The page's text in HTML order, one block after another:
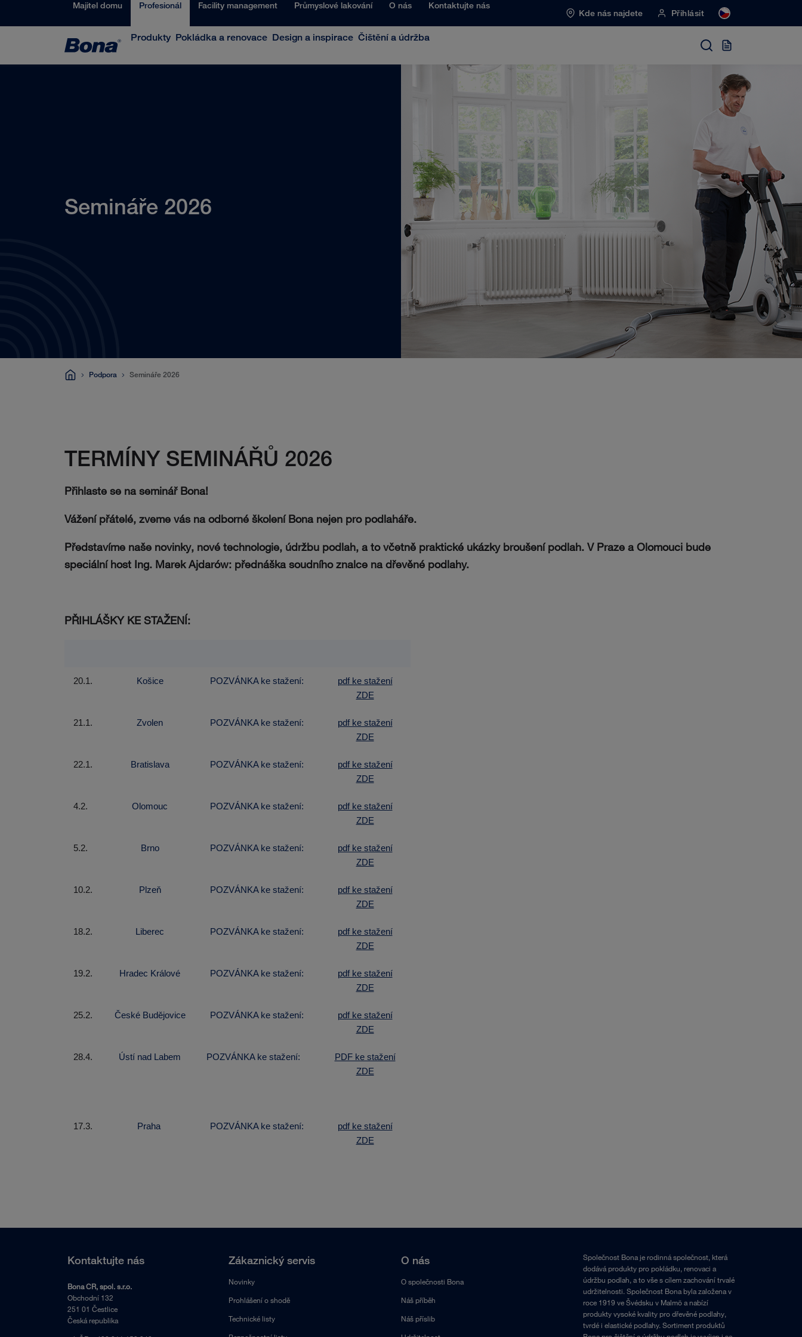
Majitel domu Profesionál Facility management Průmyslové lakování O nás Kontaktujte nás
Kde nás najdete Přihlásit
Produkty Pokládka a renovace Design a inspirace Čištění a údržba
Semináře 2026
Podpora Semináře 2026
TERMÍNY SEMINÁŘŮ 2026
Přihlaste se na seminář Bona!
Vážení přátelé, zveme vás na odborné školení Bona nejen pro podlaháře.
Představíme naše novinky, nové technologie, údržbu podlah, a to včetně praktické ukázky broušení podlah. V Praze a Olomouci bude
speciální host Ing. Marek Ajdarów: přednáška soudního znalce na dřevěné podlahy.
PŘIHLÁŠKY KE STAŽENÍ:
20.1. Košice POZVÁNKA ke stažení:
pdf ke stažení
ZDE
21.1. Zvolen POZVÁNKA ke stažení:
pdf ke stažení
ZDE
22.1. Bratislava POZVÁNKA ke stažení:
pdf ke stažení
ZDE
4.2. Olomouc POZVÁNKA ke stažení:
pdf ke stažení
ZDE
5.2. Brno POZVÁNKA ke stažení:
pdf ke stažení
ZDE
10.2. Plzeň POZVÁNKA ke stažení:
pdf ke stažení
ZDE
18.2. Liberec POZVÁNKA ke stažení:
pdf ke stažení
ZDE
19.2. Hradec Králové POZVÁNKA ke stažení:
pdf ke stažení
ZDE
25.2. České Budějovice POZVÁNKA ke stažení:
pdf ke stažení
ZDE
28.4. Ústí nad Labem POZVÁNKA ke stažení:
PDF ke stažení
ZDE
17.3. Praha POZVÁNKA ke stažení:
pdf ke stažení
ZDE
Kontaktujte nás
Bona CR, spol. s.r.o.
Obchodní 132
251 01 Čestlice
Česká republika
Zákaznický servis
Novinky
Prohlášení o shodě
Technické listy
O nás
O společnosti Bona
Náš příběh
Náš příslib
Společnost Bona je rodinná společnost, která
dodává produkty pro pokládku, renovaci a
údržbu podlah, a to vše s cílem zachování trvalé
udržitelnosti. Společnost Bona byla založena v
roce 1919 ve Švédsku v Malmö a nabízí
produkty vysoké kvality pro dřevěné podlahy,
tvrdé i elastické podlahy. Sortiment produktů